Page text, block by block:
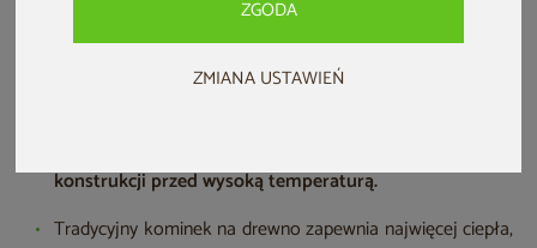
ZGODA
ZMIANA USTAWIEŃ
Ogród zimowy z kominkiem – co musisz wiedzieć?
Instalacja kominka w ogrodzie zimowym
konstrukcji przed wysoką temperaturą.
Tradycyjny kominek na drewno zapewnia najwięcej ciepła,